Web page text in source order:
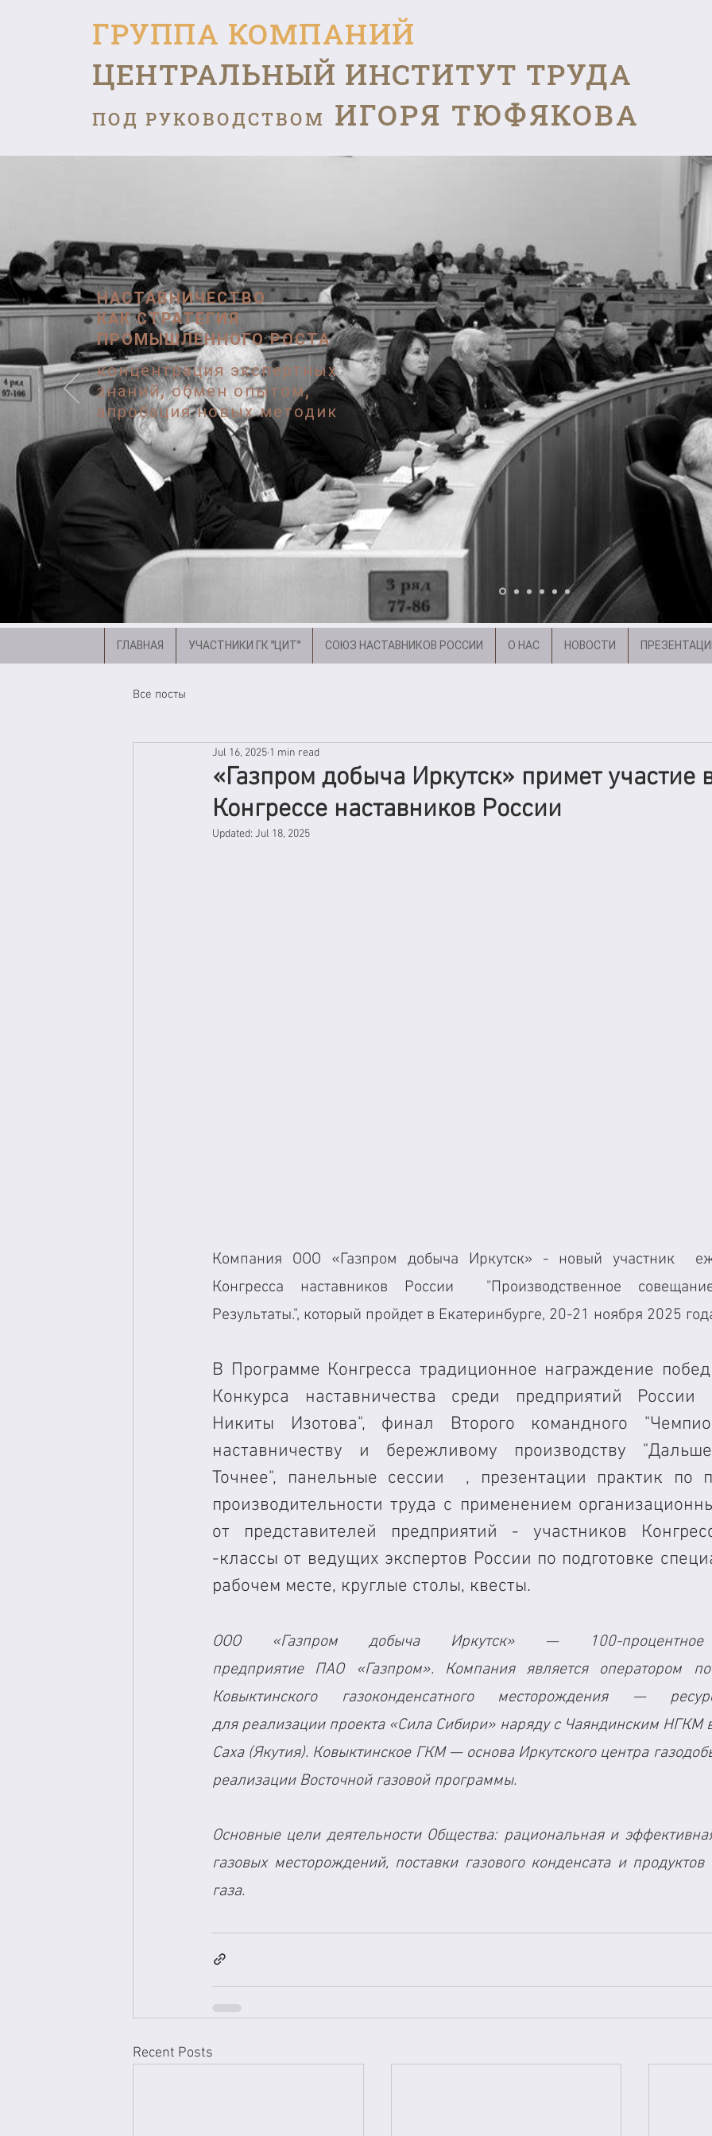
ГРУППА КОМПАНИЙ
ЦЕНТРАЛЬНЫЙ ИНСТИТУТ ТРУДА
ПОД РУКОВОДСТВОМ ИГОРЯ ТЮФЯКОВА
Все посты
«Газпром добыча Иркутск» примет участие
Конгрессе наставников России
Jul 16, 2025 1 min read
Updated: Jul 18, 2025
Компания ООО «Газпром добыча Иркутск» - новый участник
Конгресса наставников России  "Производственное
Результаты.", который пройдет в Екатеринбурге, 20-21 ноября 2025
В Программе Конгресса традиционное награждение
Конкурса наставничества среди предприятий
Никиты Изотова", финал Второго командного
наставничеству и бережливому производству
Точнее", панельные сессии  , презентации практик по
производительности труда с применением
от представителей предприятий - участников
-классы от ведущих экспертов России по подготовке
рабочем месте, круглые столы, квесты.
ООО «Газпром добыча Иркутск» — 100-процентное
предприятие ПАО «Газпром». Компания является оператором по
Ковыктинского газоконденсатного месторождения —
для реализации проекта «Сила Сибири» наряду с Чаяндинским НГКМ
Саха (Якутия). Ковыктинское ГКМ — основа Иркутского центра
реализации Восточной газовой программы.
Основные цели деятельности Общества: рациональная и
газовых месторождений, поставки газового конденсата и продуктов
газа.
Recent Posts
ГЛАВНАЯ УЧАСТНИКИ ГК "ЦИТ" СОЮЗ НАСТАВНИКОВ РОССИИ О НАС НОВОСТИ
НАСТАВНИЧЕСТВО
КАК СТРАТЕГИЯ
ПРОМЫШЛЕННОГО РОСТА
концентрация экспертных
знаний, обмен опытом,
апробация новых методик